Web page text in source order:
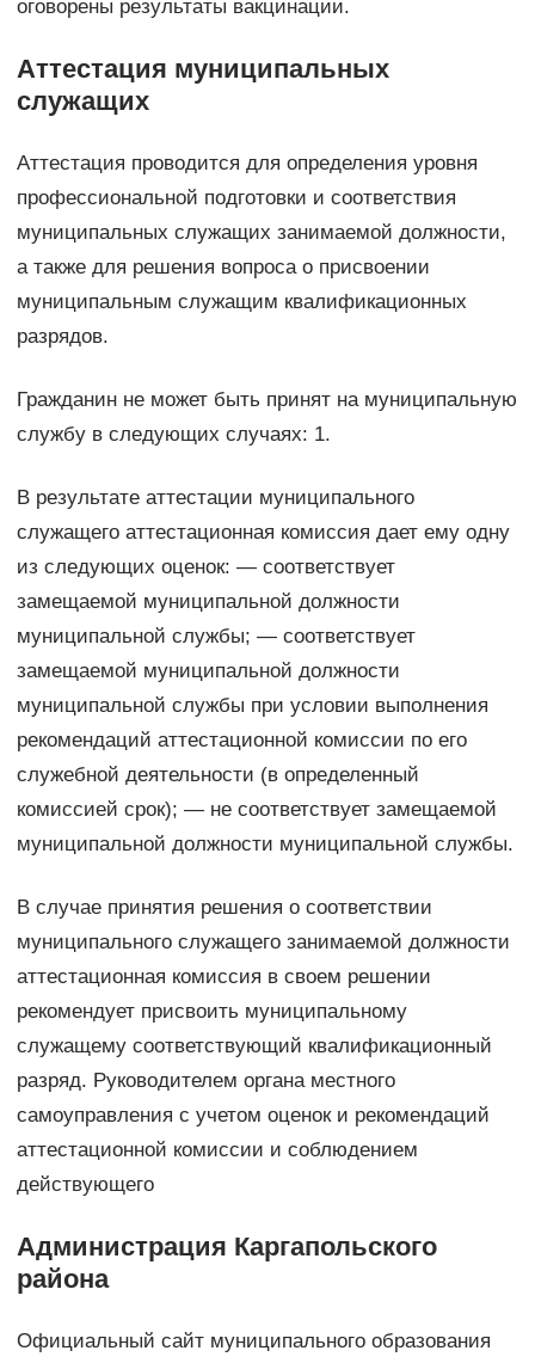
оговорены результаты вакцинации.
Аттестация муниципальных
служащих
Аттестация проводится для определения уровня
профессиональной подготовки и соответствия
муниципальных служащих занимаемой должности,
а также для решения вопроса о присвоении
муниципальным служащим квалификационных
разрядов.
Гражданин не может быть принят на муниципальную
службу в следующих случаях: 1.
В результате аттестации муниципального
служащего аттестационная комиссия дает ему одну
из следующих оценок: — соответствует
замещаемой муниципальной должности
муниципальной службы; — соответствует
замещаемой муниципальной должности
муниципальной службы при условии выполнения
рекомендаций аттестационной комиссии по его
служебной деятельности (в определенный
комиссией срок); — не соответствует замещаемой
муниципальной должности муниципальной службы.
В случае принятия решения о соответствии
муниципального служащего занимаемой должности
аттестационная комиссия в своем решении
рекомендует присвоить муниципальному
служащему соответствующий квалификационный
разряд. Руководителем органа местного
самоуправления с учетом оценок и рекомендаций
аттестационной комиссии и соблюдением
действующего
Администрация Каргапольского
района
Официальный сайт муниципального образования